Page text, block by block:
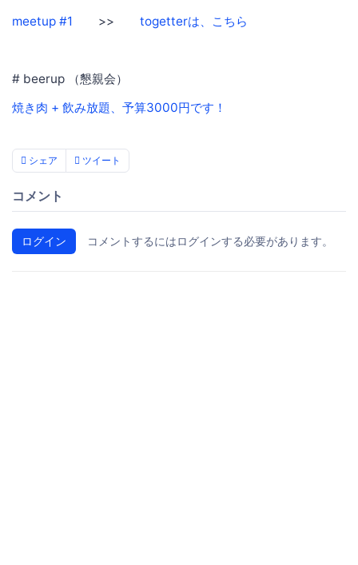
meetup #1
>> togetterは、こちら
# beerup （懇親会）
焼き肉 + 飲み放題、予算3000円です！
シェア ツイート
コメント
ログイン コメントするにはログインする必要があります。